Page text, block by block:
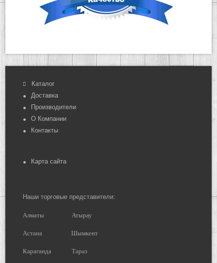
Каталог
Доставка
Производители
О Компании
Контакты
Карта сайта
Наши торговые представители:
Алматы Атырау
Астана Шымкент
Караганда Тараз